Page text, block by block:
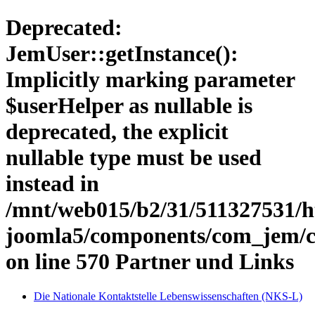
Deprecated:
JemUser::getInstance():
Implicitly marking parameter
$userHelper as nullable is
deprecated, the explicit
nullable type must be used
instead in
/mnt/web015/b2/31/511327531/
joomla5/components/com_jem/
on line 570 Partner und Links
Die Nationale Kontaktstelle Lebenswissenschaften (NKS-L)